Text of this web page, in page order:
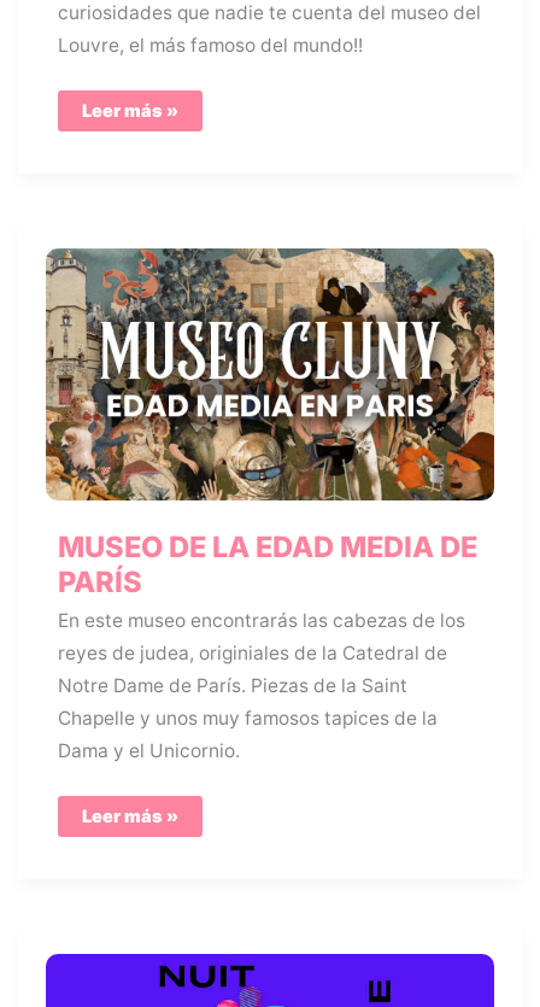
curiosidades que nadie te cuenta del museo del
Louvre, el más famoso del mundo!!
10
Curiosidades
Leer más »
MUSEO DE LA EDAD MEDIA DE
PARÍS
En este museo encontrarás las cabezas de los
reyes de judea, originiales de la Catedral de
Notre Dame de París. Piezas de la Saint
Chapelle y unos muy famosos tapices de la
Dama y el Unicornio.
MUSEO
DE
Leer más »